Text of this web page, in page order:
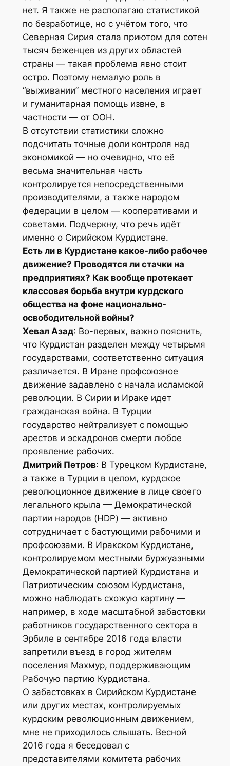
нет. Я также не располагаю статистикой
по безработице, но с учётом того, что
Северная Сирия стала приютом для сотен
тысяч беженцев из других областей
страны — такая проблема явно стоит
остро. Поэтому немалую роль в
“выживании” местного населения играет
и гуманитарная помощь извне, в
частности — от ООН.
В отсутствии статистики сложно
подсчитать точные доли контроля над
экономикой — но очевидно, что её
весьма значительная часть
контролируется непосредственными
производителями, а также народом
федерации в целом — кооперативами и
советами. Подчеркну, что речь идёт
именно о Сирийском Курдистане.
Есть ли в Курдистане какое-либо рабочее
движение? Проводятся ли стачки на
предприятиях? Как вообще протекает
классовая борьба внутри курдского
общества на фоне национально-
освободительной войны?
Хевал Азад: Во-первых, важно пояснить,
что Курдистан разделен между четырьмя
государствами, соответственно ситуация
различается. В Иране профсоюзное
движение задавлено с начала исламской
революции. В Сирии и Ираке идет
гражданская война. В Турции
государство нейтрализует с помощью
арестов и эскадронов смерти любое
проявление рабочих.
Дмитрий Петров: В Турецком Курдистане,
а также в Турции в целом, курдское
революционное движение в лице своего
легального крыла — Демократической
партии народов (HDP) — активно
сотрудничает с бастующими рабочими и
профсоюзами. В Иракском Курдистане,
контролируемом местными буржуазными
Демократической партией Курдистана и
Патриотическим союзом Курдистана,
можно наблюдать схожую картину —
например, в ходе масштабной забастовки
работников государственного сектора в
Эрбиле в сентябре 2016 года власти
запретили въезд в город жителям
поселения Махмур, поддерживающим
Рабочую партию Курдистана.
О забастовках в Сирийском Курдистане
или других местах, контролируемых
курдским революционным движением,
мне не приходилось слышать. Весной
2016 года я беседовал с
представителями комитета рабочих